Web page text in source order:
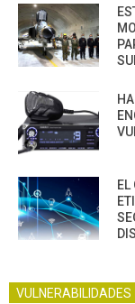
EL
VULNERABILIDADES